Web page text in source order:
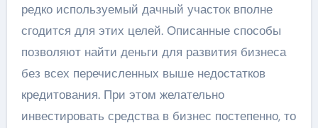
редко используемый дачный участок вполне
сгодится для этих целей. Описанные способы
позволяют найти деньги для развития бизнеса
без всех перечисленных выше недостатков
кредитования. При этом желательно
инвестировать средства в бизнес постепенно, то